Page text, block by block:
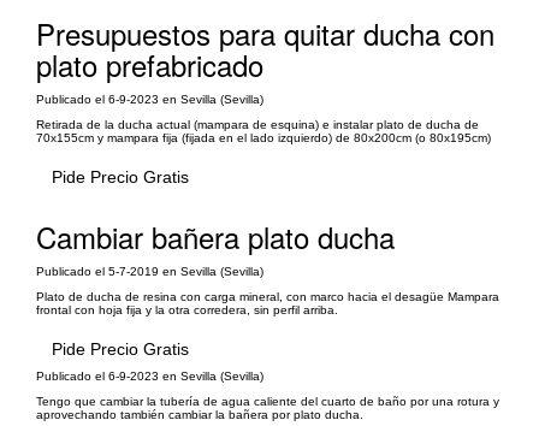
Presupuestos para quitar ducha con
plato prefabricado
Publicado el 6-9-2023 en Sevilla (Sevilla)
Retirada de la ducha actual (mampara de esquina) e instalar plato de ducha de
70x155cm y mampara fija (fijada en el lado izquierdo) de 80x200cm (o 80x195cm)
Pide Precio Gratis
Cambiar bañera plato ducha
Publicado el 5-7-2019 en Sevilla (Sevilla)
Plato de ducha de resina con carga mineral, con marco hacia el desagüe Mampara
frontal con hoja fija y la otra corredera, sin perfil arriba.
Pide Precio Gratis
Publicado el 6-9-2023 en Sevilla (Sevilla)
Tengo que cambiar la tubería de agua caliente del cuarto de baño por una rotura y
aprovechando también cambiar la bañera por plato ducha.